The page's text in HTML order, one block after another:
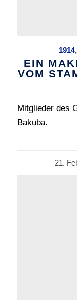
1914
EIN
VOM
Mitglieder des
Bakuba.
21.